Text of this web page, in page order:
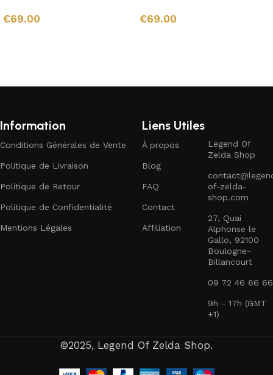
€69.00 €69.00
Information
Conditions Générales de Vente
Politique de Livraison
Politique de Retour
Politique de Confidentialité
Mentions Légales
Liens Utiles
À propos
Blog
FAQ
Contact
Affiliation
Legend Of
Zelda Shop
of-zelda-
shop.com
27, Quai
Alphonse le
Gallo, 92100
Boulogne-
Billancourt
09 72 46 66 66
9h - 17h (GMT
+1)
©2025, Legend Of Zelda Shop.